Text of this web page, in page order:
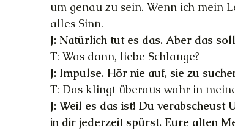
um genau zu sein. Wenn ich mein
alles Sinn.
J: Natürlich tut es das. Aber das
T: Was dann, liebe Schlange?
J: Impulse. Hör nie auf, sie zu
T: Das klingt überaus wahr in
J: Weil es das ist! Du verabscheust
in dir jederzeit spürst. Eure alten